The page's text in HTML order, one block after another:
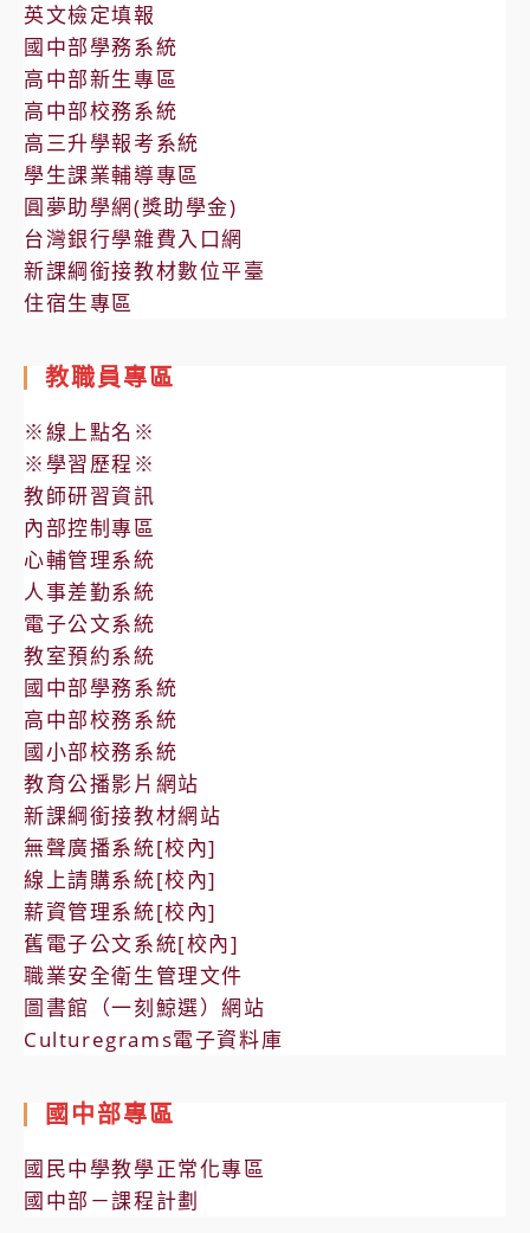
英文檢定填報
國中部學務系統
高中部新生專區
高中部校務系統
高三升學報考系統
學生課業輔導專區
圓夢助學網(獎助學金)
台灣銀行學雜費入口網
新課綱銜接教材數位平臺
住宿生專區
教職員專區
※線上點名※
※學習歷程※
教師研習資訊
內部控制專區
心輔管理系統
人事差勤系統
電子公文系統
教室預約系統
國中部學務系統
高中部校務系統
國小部校務系統
教育公播影片網站
新課綱銜接教材網站
無聲廣播系統[校內]
線上請購系統[校內]
薪資管理系統[校內]
舊電子公文系統[校內]
職業安全衛生管理文件
圖書館（一刻鯨選）網站
Culturegrams電子資料庫
國中部專區
國民中學教學正常化專區
國中部－課程計劃